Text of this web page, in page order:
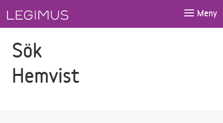
Meny
Sök
Hemvist